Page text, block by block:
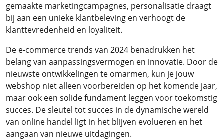
gemaakte marketingcampagnes, personalisatie draagt
bij aan een unieke klantbeleving en verhoogt de
klanttevredenheid en loyaliteit.
De e-commerce trends van 2024 benadrukken het
belang van aanpassingsvermogen en innovatie. Door de
nieuwste ontwikkelingen te omarmen, kun je jouw
webshop niet alleen voorbereiden op het komende jaar,
maar ook een solide fundament leggen voor toekomstig
succes. De sleutel tot succes in de dynamische wereld
van online handel ligt in het blijven evolueren en het
aangaan van nieuwe uitdagingen.